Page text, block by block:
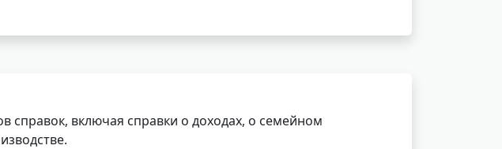
включая справки о доходах, о семейном